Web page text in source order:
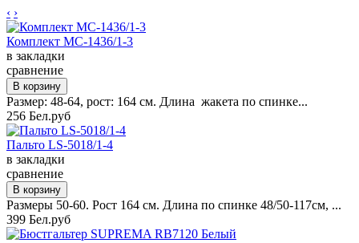
‹ ›
Комплект MC-1436/1-3
в закладки
сравнение
Размер: 48-64, рост: 164 см. Длина жакета по спинке...
256 Бел.руб
Пальто LS-5018/1-4
в закладки
сравнение
Размеры 50-60. Рост 164 см. Длина по спинке 48/50-117см, ...
399 Бел.руб